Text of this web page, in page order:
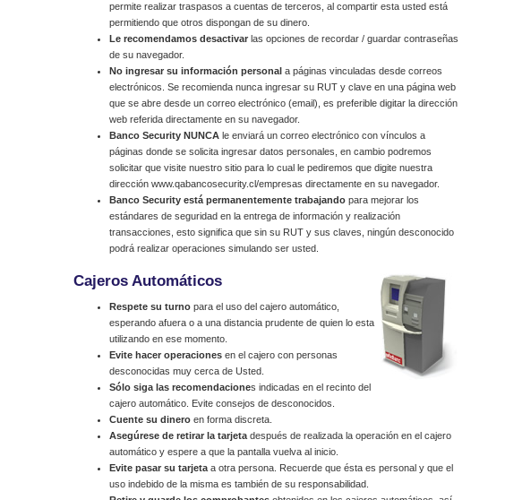
permite realizar traspasos a cuentas de terceros, al compartir esta usted está
permitiendo que otros dispongan de su dinero.
Le recomendamos desactivar las opciones de recordar / guardar contraseñas
de su navegador.
No ingresar su información personal a páginas vinculadas desde correos
electrónicos. Se recomienda nunca ingresar su RUT y clave en una página web
que se abre desde un correo electrónico (email), es preferible digitar la dirección
web referida directamente en su navegador.
Banco Security NUNCA le enviará un correo electrónico con vínculos a
páginas donde se solicita ingresar datos personales, en cambio podremos
solicitar que visite nuestro sitio para lo cual le pediremos que digite nuestra
dirección www.qabancosecurity.cl/empresas directamente en su navegador.
Banco Security está permanentemente trabajando para mejorar los
estándares de seguridad en la entrega de información y realización
transacciones, esto significa que sin su RUT y sus claves, ningún desconocido
podrá realizar operaciones simulando ser usted.
Cajeros Automáticos
Respete su turno para el uso del cajero automático,
esperando afuera o a una distancia prudente de quien lo esta
utilizando en ese momento.
Evite hacer operaciones en el cajero con personas
desconocidas muy cerca de Usted.
Sólo siga las recomendaciones indicadas en el recinto del
cajero automático. Evite consejos de desconocidos.
Cuente su dinero en forma discreta.
Asegúrese de retirar la tarjeta después de realizada la operación en el cajero
automático y espere a que la pantalla vuelva al inicio.
Evite pasar su tarjeta a otra persona. Recuerde que ésta es personal y que el
uso indebido de la misma es también de su responsabilidad.